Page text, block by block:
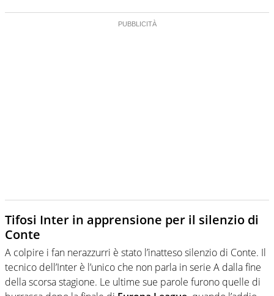
Tifosi Inter in apprensione per il silenzio di
Conte
A colpire i fan nerazzurri è stato l’inatteso silenzio di Conte. Il
tecnico dell’Inter è l’unico che non parla in serie A dalla fine
della scorsa stagione. Le ultime sue parole furono quelle di